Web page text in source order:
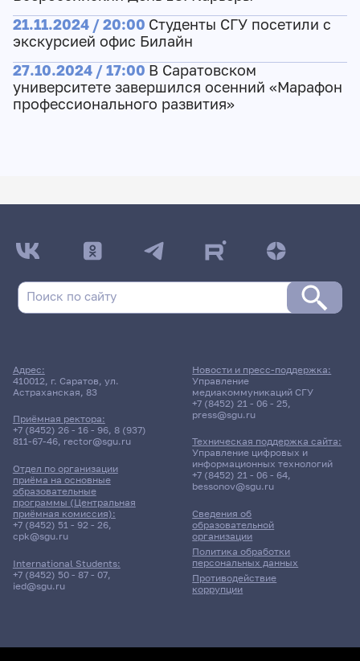
21.11.2024 / 20:00 Студенты СГУ посетили с
экскурсией офис Билайн
27.10.2024 / 17:00 В Саратовском
университете завершился осенний «Марафон
профессионального развития»
Адрес:
410012, г. Саратов, ул.
Астраханская, 83
Приёмная ректора:
+7 (8452) 26 - 16 - 96, 8 (937)
811-67-46, rector@sgu.ru
Отдел по организации
приёма на основные
образовательные
программы (Центральная
приёмная комиссия):
+7 (8452) 51 - 92 - 26,
cpk@sgu.ru
International Students:
+7 (8452) 50 - 87 - 07,
ied@sgu.ru
Сведения об
образовательной
организации
Политика обработки
персональных данных
Противодействие
коррупции
Новости и пресс-поддержка:
Управление
медиакоммуникаций СГУ
+7 (8452) 21 - 06 - 25,
press@sgu.ru
Техническая поддержка сайта:
Управление цифровых и
информационных технологий
+7 (8452) 21 - 06 - 64,
bessonov@sgu.ru